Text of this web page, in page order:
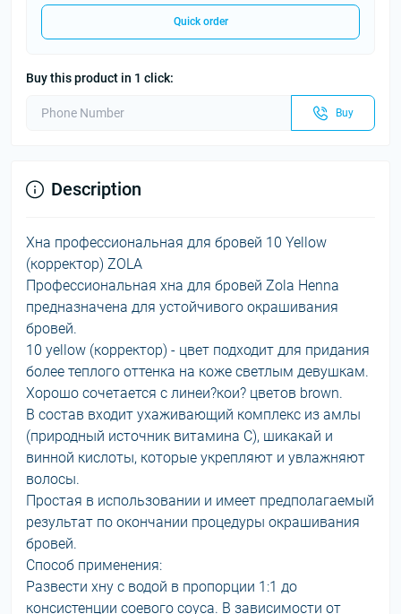
Quick order
Buy this product in 1 click:
Buy
Description
Хна профессиональная для бровей 10 Yellow
(корректор) ZOLA
Профессиональная хна для бровей Zola Henna
предназначена для устойчивого окрашивания
бровей.
10 yellow (корректор) - цвет подходит для придания
более теплого оттенка на коже светлым девушкам.
Хорошо сочетается с линеи?кои? цветов brown.
В состав входит ухаживающий комплекс из амлы
(природный источник витамина С), шикакай и
винной кислоты, которые укрепляют и увлажняют
волосы.
Простая в использовании и имеет предполагаемый
результат по окончании процедуры окрашивания
бровей.
Способ применения:
Развести хну с водой в пропорции 1:1 до
консистенции соевого соуса. В зависимости от